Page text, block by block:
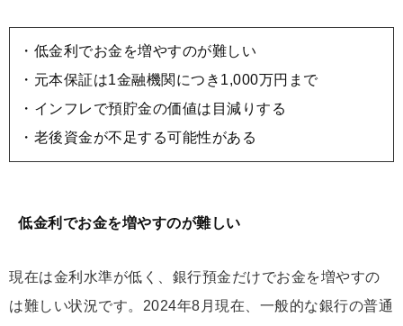
・低金利でお金を増やすのが難しい
・元本保証は1金融機関につき1,000万円まで
・インフレで預貯金の価値は目減りする
・老後資金が不足する可能性がある
低金利でお金を増やすのが難しい
現在は金利水準が低く、銀行預金だけでお金を増やすの
は難しい状況です。2024年8月現在、一般的な銀行の普通